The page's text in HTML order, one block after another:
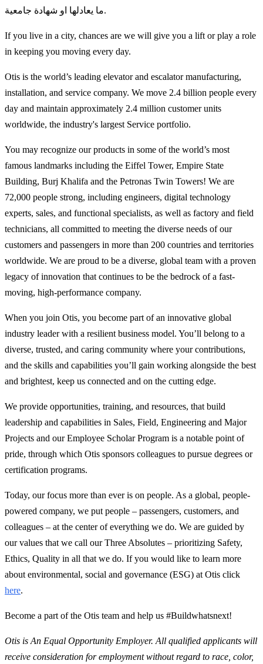
ما يعادلها او شهادة جامعية.
If you live in a city, chances are we will give you a lift or play a role
in keeping you moving every day.
Otis is the world’s leading elevator and escalator manufacturing,
installation, and service company. We move 2.4 billion people every
day and maintain approximately 2.4 million customer units
worldwide, the industry's largest Service portfolio.
You may recognize our products in some of the world’s most
famous landmarks including the Eiffel Tower, Empire State
Building, Burj Khalifa and the Petronas Twin Towers! We are
72,000 people strong, including engineers, digital technology
experts, sales, and functional specialists, as well as factory and field
technicians, all committed to meeting the diverse needs of our
customers and passengers in more than 200 countries and territories
worldwide. We are proud to be a diverse, global team with a proven
legacy of innovation that continues to be the bedrock of a fast-
moving, high-performance company.
When you join Otis, you become part of an innovative global
industry leader with a resilient business model. You’ll belong to a
diverse, trusted, and caring community where your contributions,
and the skills and capabilities you’ll gain working alongside the best
and brightest, keep us connected and on the cutting edge.
We provide opportunities, training, and resources, that build
leadership and capabilities in Sales, Field, Engineering and Major
Projects and our Employee Scholar Program is a notable point of
pride, through which Otis sponsors colleagues to pursue degrees or
certification programs.
Today, our focus more than ever is on people. As a global, people-
powered company, we put people – passengers, customers, and
colleagues – at the center of everything we do. We are guided by
our values that we call our Three Absolutes – prioritizing Safety,
Ethics, Quality in all that we do. If you would like to learn more
about environmental, social and governance (ESG) at Otis click
here.
Become a part of the Otis team and help us #Buildwhatsnext!
Otis is An Equal Opportunity Employer. All qualified applicants will
receive consideration for employment without regard to race, color,